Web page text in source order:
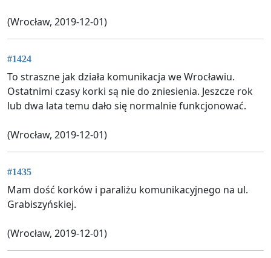
(Wrocław, 2019-12-01)
#1424
To straszne jak działa komunikacja we Wrocławiu.
Ostatnimi czasy korki są nie do zniesienia. Jeszcze rok
lub dwa lata temu dało się normalnie funkcjonować.
(Wrocław, 2019-12-01)
#1435
Mam dość korków i paraliżu komunikacyjnego na ul.
Grabiszyńskiej.
(Wrocław, 2019-12-01)